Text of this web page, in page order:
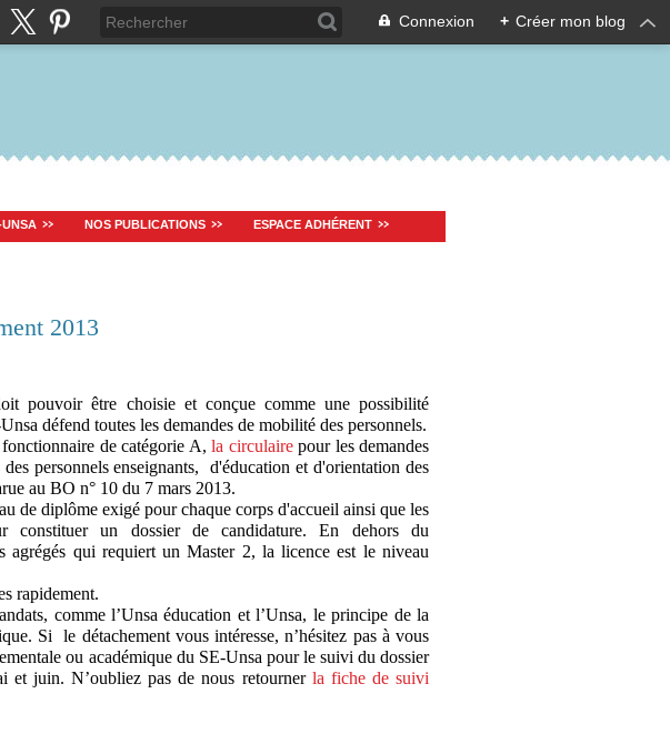
Connexion + Créer mon blog
UNSA NOS PUBLICATIONS ESPACE ADHÉRENT
2013
pouvoir être choisie et conçue comme une possibilité
défend toutes les demandes de mobilité des personnels.
de catégorie A, la circulairepour les demandes
personnels enseignants, d'éducation et d'orientation des
au BO n° 10 du 7 mars 2013.
de diplôme exigé pour chaque corps d'accueil ainsi que les
constituer un dossier de candidature. En dehors du
agrégés qui requiert un Master 2, la licence est le niveau
rapidement.
comme l’Unsa éducation et l’Unsa, le principe de la
Si le détachement vous intéresse, n’hésitez pas à vous
ou académique du SE-Unsa pour le suivi du dossier
juin. N’oubliez pas de nous retourner la fiche de suivi